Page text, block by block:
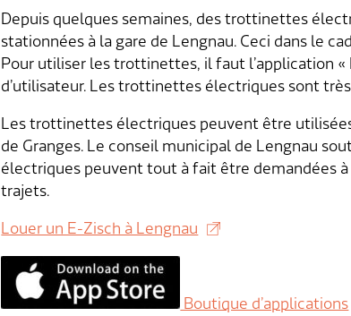
Depuis quelques semaines, des trottinettes
stationnées à la gare de Lengnau. Ceci dans le
Pour utiliser les trottinettes, il faut l’application
d’utilisateur. Les trottinettes électriques sont
Les trottinettes électriques peuvent être
de Granges. Le conseil municipal de Lengnau
électriques peuvent tout à fait être demandées
trajets.
Louer un E-Zisch à Lengnau
Boutique d’applications